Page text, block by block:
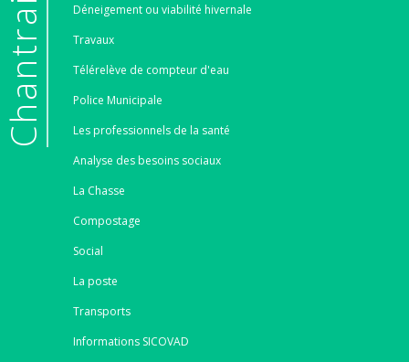
e
Déneigement ou viabilité hivernale
Travaux
Télérelève de compteur d'eau
Police Municipale
Les professionnels de la santé
Analyse des besoins sociaux
La Chasse
Compostage
Social
La poste
Transports
Informations SICOVAD